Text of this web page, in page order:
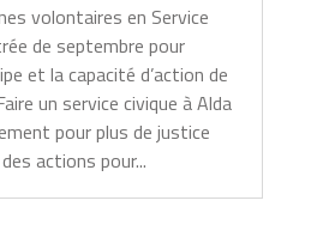
volontaires en Service
de septembre pour
et la capacité d’action de
un service civique à Alda
pour plus de justice
actions pour...